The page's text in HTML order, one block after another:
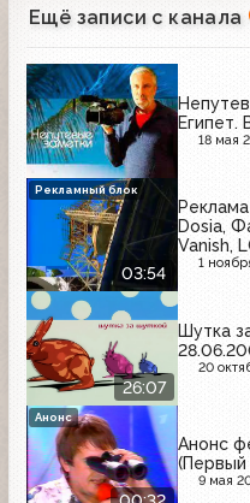
Ещё записи с канала
Египет.
18 мая
03:54
Dosia,
Vanish,
1
Рекламный блок
26:07
Шутка
20
Анонс
(Первый
9 мая
Анонс